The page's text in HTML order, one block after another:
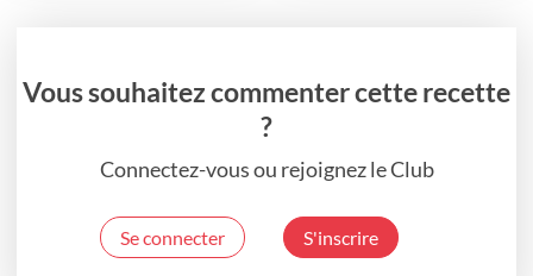
Vous souhaitez commenter cette recette
?
Connectez-vous ou rejoignez le Club
Se connecter S'inscrire